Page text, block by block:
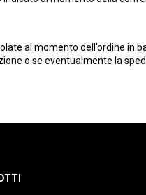
al momento dell’ordine in
o se eventualmente la